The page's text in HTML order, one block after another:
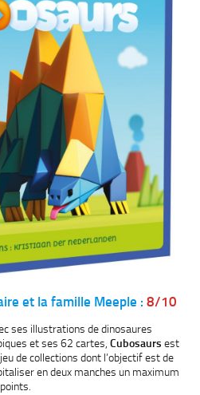
et la famille Meeple : 8/10
ses illustrations de dinosaures
et ses 62 cartes, Cubosaurs est
de collections dont l’objectif est de
en deux manches un maximum